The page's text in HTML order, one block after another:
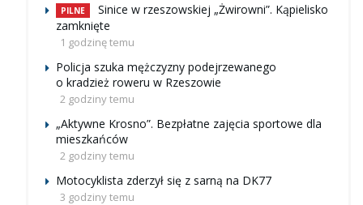
PILNE
Sinice w rzeszowskiej „Żwirowni”. Kąpielisko
zamknięte
1 godzinę temu
Policja szuka mężczyzny podejrzewanego
o kradzież roweru w Rzeszowie
2 godziny temu
„Aktywne Krosno”. Bezpłatne zajęcia sportowe dla
mieszkańców
2 godziny temu
Motocyklista zderzył się z sarną na DK77
3 godziny temu